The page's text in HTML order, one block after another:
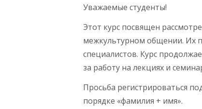
Уважаемые студенты!
Этот курс посвящен
межкультурном общении. Их
специалистов. Курс
за работу на лекциях и
Просьба регистрироваться
порядке «фамилия + имя».